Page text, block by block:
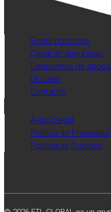
Sobre nosotros
Canal de denuncias
Despachos de
Glosario
Contacto
Aviso Legal
Política de Privacidad
Política de Cookies